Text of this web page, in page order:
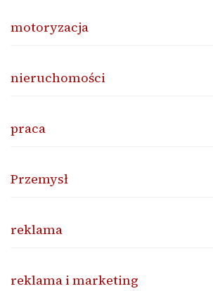
motoryzacja
nieruchomości
praca
Przemysł
reklama
reklama i marketing